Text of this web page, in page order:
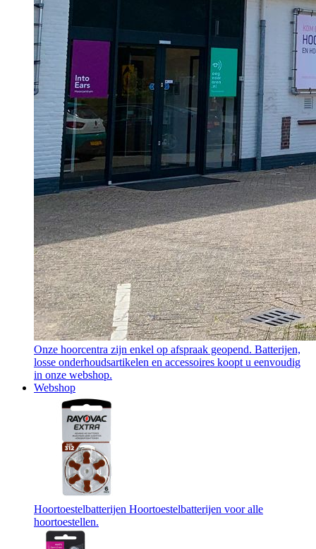
Onze hoorcentra zijn enkel op afspraak geopend. Batterijen,
losse onderhoudsartikelen en accessoires koopt u eenvoudig
in onze webshop.
Webshop
Hoortoestelbatterijen Hoortoestelbatterijen voor alle
hoortoestellen.